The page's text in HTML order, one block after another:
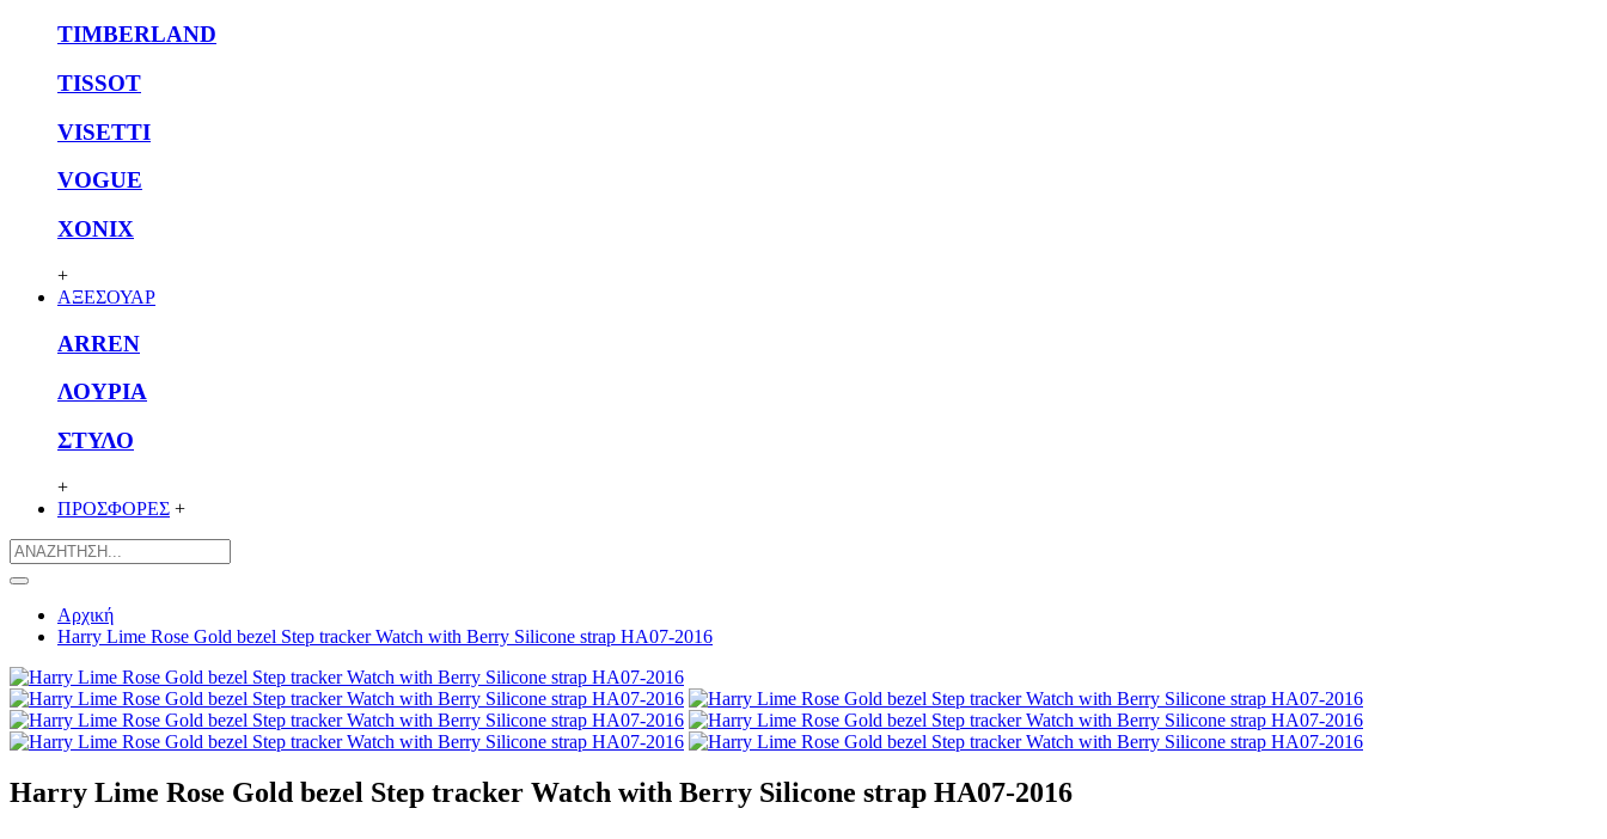
TIMBERLAND
TISSOT
VISETTI
VOGUE
XONIX
+
ΑΞΕΣΟΥΑΡ
ARREN
ΛΟΥΡΙΑ
ΣΤΥΛΟ
+
ΠΡΟΣΦΟΡΕΣ +
Αρχική
Harry Lime Rose Gold bezel Step tracker Watch with Berry Silicone strap HA07-2016
Harry Lime Rose Gold bezel Step tracker Watch with Berry Silicone strap HA07-2016